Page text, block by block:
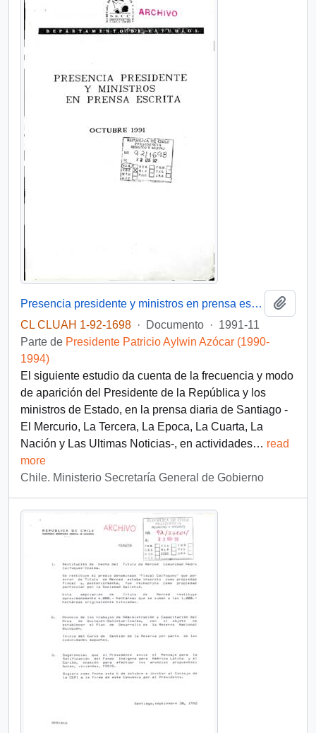
Presencia presidente y ministros en prensa escrita : octubre 1991
CL CLUAH 1-92-1698 · Documento · 1991-11
Parte de Presidente Patricio Aylwin Azócar (1990-
1994)
El siguiente estudio da cuenta de la frecuencia y modo
de aparición del Presidente de la República y los
ministros de Estado, en la prensa diaria de Santiago -
El Mercurio, La Tercera, La Epoca, La Cuarta, La
Nación y Las Ultimas Noticias-, en actividades… read
more
Chile. Ministerio Secretaría General de Gobierno